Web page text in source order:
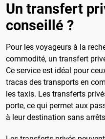
Un transfert
conseillé ?
Pour les voyageurs à la
commodité, un transfert
Ce service est idéal pour
tracas des transports en
les taxis. Les transferts
porte, ce qui permet aux
à leur destination sans